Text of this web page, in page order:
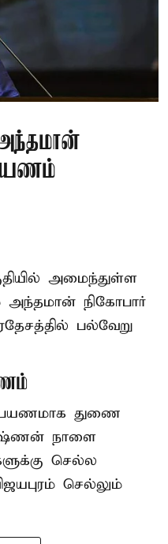
அமைந்துள்ள
அந்தமான் நிகோபார்
பல்வேறு
பயணமாக துணை
நாளை
செல்ல
செல்லும்